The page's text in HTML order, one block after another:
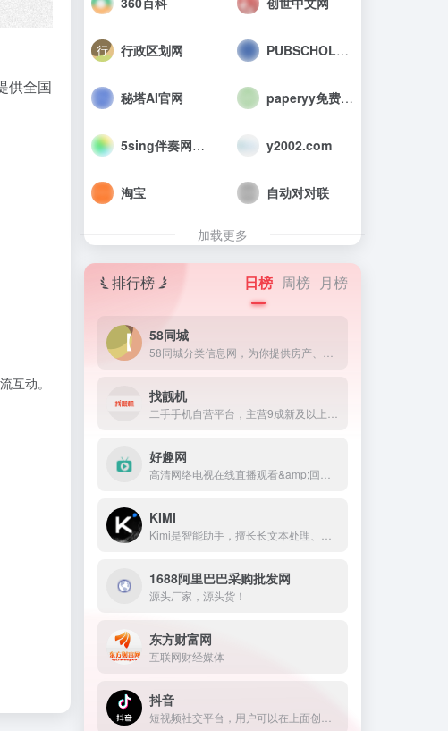
供全国
互动。
行政区划网 PUBSCHOLAR公益学术平台
秘塔AI官网 paperyy免费查重入口_AIGC免费论文检测
5sing伴奏网_中国原创音乐伴奏网 y2002.com
淘宝 自动对对联
加载更多
排行榜 日榜 周榜 月榜
58同城
找靓机
好趣网
KIMI
1688阿里巴巴采购批发网
源头厂家，源头货！
东方财富网
互联网财经媒体
抖音